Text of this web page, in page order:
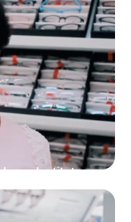
o Instituto